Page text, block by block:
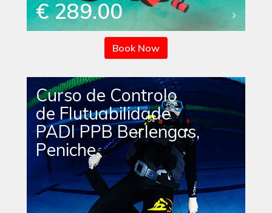
€ 289.00
Book Now
Curso de Controlo
de Flutuabilidade
PADI PPB Berlengas,
Peniche